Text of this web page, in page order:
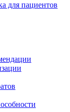
для пациентов